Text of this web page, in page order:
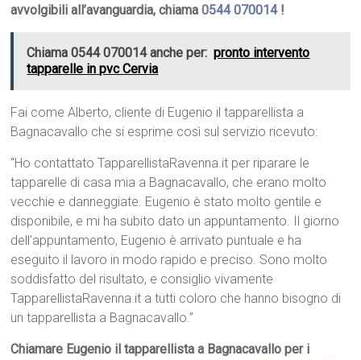
avvolgibili all’avanguardia, chiama0544 070014!
Chiama 0544 070014 anche per: pronto intervento
tapparelle in pvc Cervia
Fai come Alberto, cliente di Eugenio il tapparellista a
Bagnacavallo che si esprime così sul servizio ricevuto:
“Ho contattato TapparellistaRavenna.it per riparare le
tapparelle di casa mia a Bagnacavallo, che erano molto
vecchie e danneggiate. Eugenio è stato molto gentile e
disponibile, e mi ha subito dato un appuntamento. Il giorno
dell’appuntamento, Eugenio è arrivato puntuale e ha
eseguito il lavoro in modo rapido e preciso. Sono molto
soddisfatto del risultato, e consiglio vivamente
TapparellistaRavenna.it a tutti coloro che hanno bisogno di
un tapparellista a Bagnacavallo.”
Chiamare Eugenio il tapparellista a Bagnacavallo per i